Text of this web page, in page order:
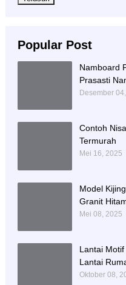
Popular Post
Namboard
Prasasti
Desember
Contoh
Termurah
Mei 16, 2025
Model
Granit
Mei 08, 2025
Lantai
Lantai
Oktober 08,